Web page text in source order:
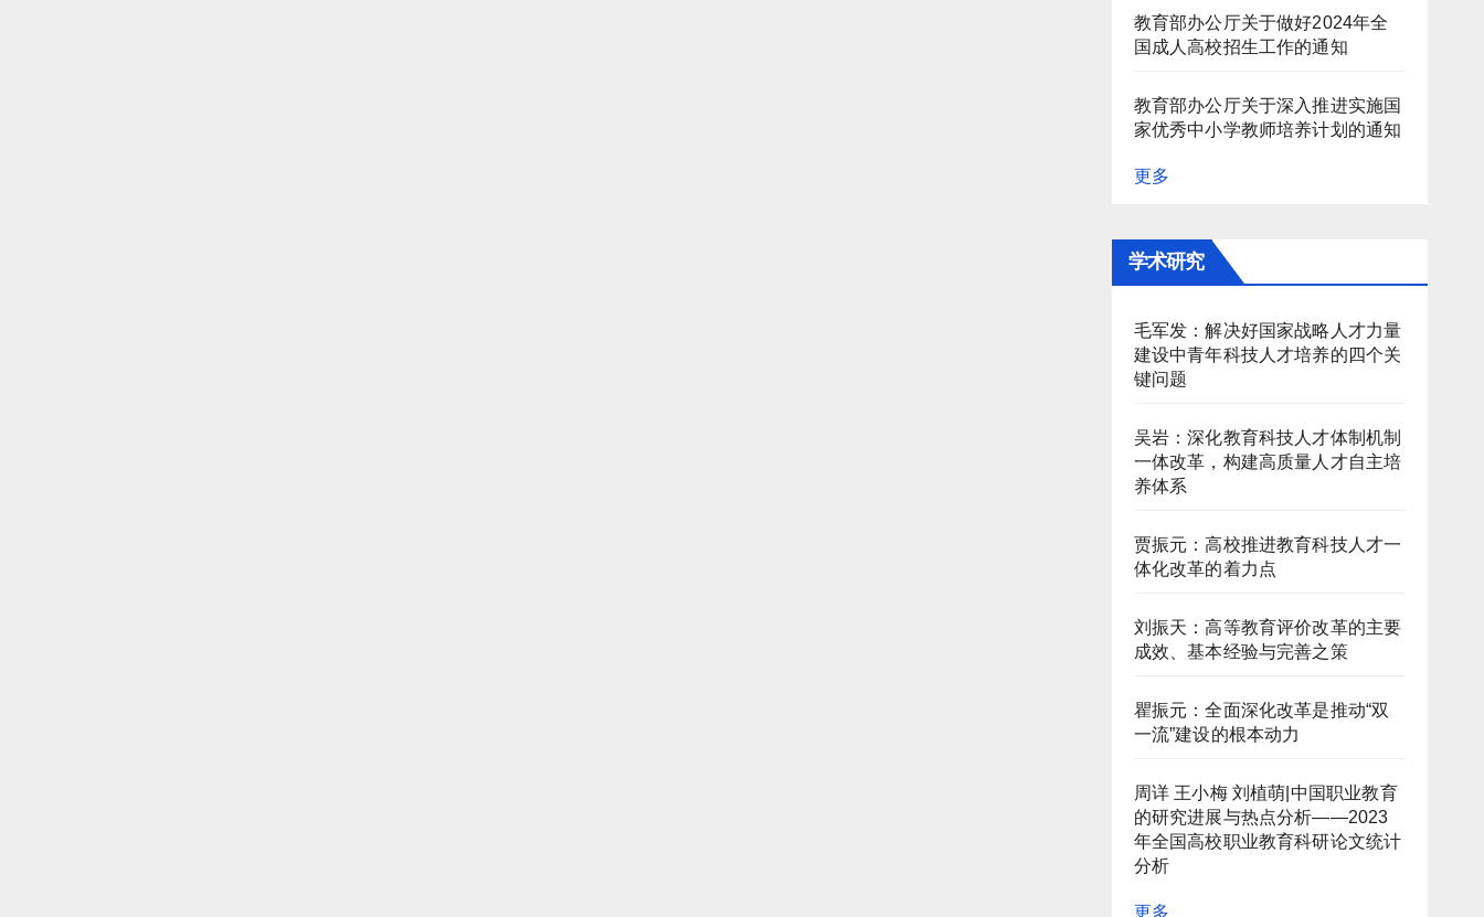
教育部办公厅关于做好2024年全
国成人高校招生工作的通知
教育部办公厅关于深入推进实施国
家优秀中小学教师培养计划的通知
更多
学术研究
毛军发：解决好国家战略人才力量
建设中青年科技人才培养的四个关
键问题
吴岩：深化教育科技人才体制机制
一体改革，构建高质量人才自主培
养体系
贾振元：高校推进教育科技人才一
体化改革的着力点
刘振天：高等教育评价改革的主要
成效、基本经验与完善之策
瞿振元：全面深化改革是推动“双
一流”建设的根本动力
周详 王小梅 刘植萌|中国职业教育
的研究进展与热点分析——2023
年全国高校职业教育科研论文统计
分析
更多